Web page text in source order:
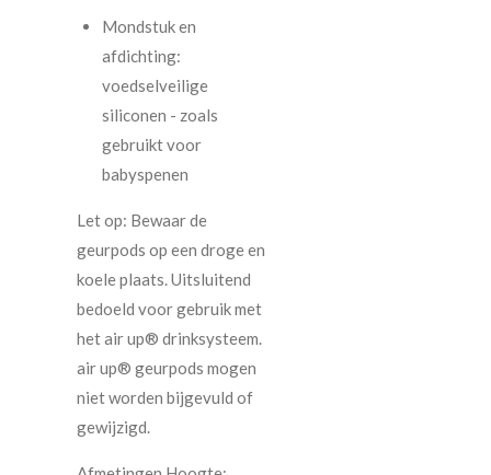
Mondstuk en
afdichting:
voedselveilige
siliconen - zoals
gebruikt voor
babyspenen
Let op: Bewaar de
geurpods op een droge en
koele plaats. Uitsluitend
bedoeld voor gebruik met
het air up® drinksysteem.
air up® geurpods mogen
niet worden bijgevuld of
gewijzigd.